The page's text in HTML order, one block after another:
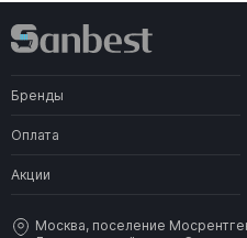
Бренды
Оплата
Акции
Москва, поселение